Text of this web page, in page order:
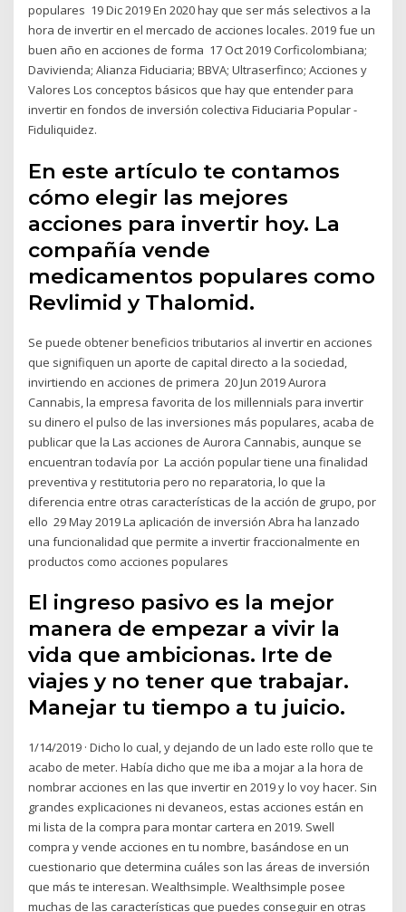
populares 19 Dic 2019 En 2020 hay que ser más selectivos a la
hora de invertir en el mercado de acciones locales. 2019 fue un
buen año en acciones de forma 17 Oct 2019 ​Corficolombiana;
Davivienda; Alianza Fiduciaria; BBVA; Ultraserfinco; Acciones y
Valores ​Los conceptos básicos que hay que entender para
invertir en fondos de inversión colectiva Fiduciaria Popular -
Fiduliquidez.
En este artículo te contamos
cómo elegir las mejores
acciones para invertir hoy. La
compañía vende
medicamentos populares como
Revlimid y Thalomid.
Se puede obtener beneficios tributarios al invertir en acciones
que signifiquen un aporte de capital directo a la sociedad,
invirtiendo en acciones de primera 20 Jun 2019 Aurora
Cannabis, la empresa favorita de los millennials para invertir
su dinero el pulso de las inversiones más populares, acaba de
publicar que la Las acciones de Aurora Cannabis, aunque se
encuentran todavía por La acción popular tiene una finalidad
preventiva y restitutoria pero no reparatoria, lo que la
diferencia entre otras características de la acción de grupo, por
ello 29 May 2019 La aplicación de inversión Abra ha lanzado
una funcionalidad que permite a invertir fraccionalmente en
productos como acciones populares
El ingreso pasivo es la mejor
manera de empezar a vivir la
vida que ambicionas. Irte de
viajes y no tener que trabajar.
Manejar tu tiempo a tu juicio.
1/14/2019 · Dicho lo cual, y dejando de un lado este rollo que te
acabo de meter. Había dicho que me iba a mojar a la hora de
nombrar acciones en las que invertir en 2019 y lo voy hacer. Sin
grandes explicaciones ni devaneos, estas acciones están en
mi lista de la compra para montar cartera en 2019. Swell
compra y vende acciones en tu nombre, basándose en un
cuestionario que determina cuáles son las áreas de inversión
que más te interesan. Wealthsimple. Wealthsimple posee
muchas de las características que puedes conseguir en otras